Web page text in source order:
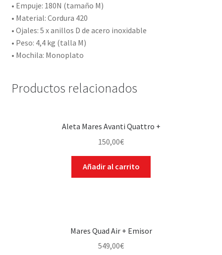
• Empuje: 180N (tamaño M)
• Material: Cordura 420
• Ojales: 5 x anillos D de acero inoxidable
• Peso: 4,4 kg (talla M)
• Mochila: Monoplato
Productos relacionados
Aleta Mares Avanti Quattro +
150,00€
Añadir al carrito
Mares Quad Air + Emisor
549,00€